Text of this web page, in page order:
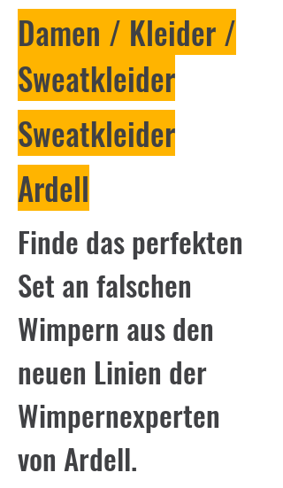
Damen / Kleider /
Sweatkleider
Sweatkleider
Ardell
Finde das perfekten
Set an falschen
Wimpern aus den
neuen Linien der
Wimpernexperten
von Ardell.